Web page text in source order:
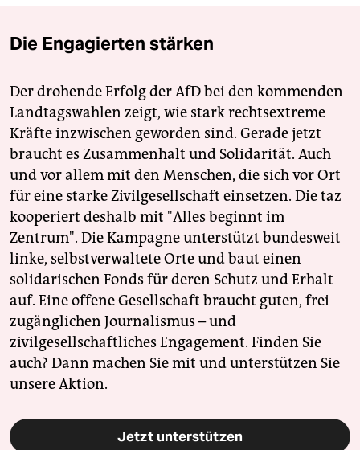
Die Engagierten stärken
Der drohende Erfolg der AfD bei den kommenden
Landtagswahlen zeigt, wie stark rechtsextreme
Kräfte inzwischen geworden sind. Gerade jetzt
braucht es Zusammenhalt und Solidarität. Auch
und vor allem mit den Menschen, die sich vor Ort
für eine starke Zivilgesellschaft einsetzen. Die taz
kooperiert deshalb mit "Alles beginnt im
Zentrum". Die Kampagne unterstützt bundesweit
linke, selbstverwaltete Orte und baut einen
solidarischen Fonds für deren Schutz und Erhalt
auf. Eine offene Gesellschaft braucht guten, frei
zugänglichen Journalismus – und
zivilgesellschaftliches Engagement. Finden Sie
auch? Dann machen Sie mit und unterstützen Sie
unsere Aktion.
Jetzt unterstützen